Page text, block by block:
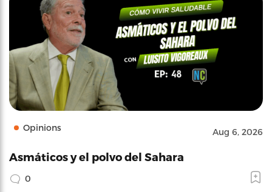
Opinions Aug 6, 2026
Asmáticos y el polvo del Sahara
0